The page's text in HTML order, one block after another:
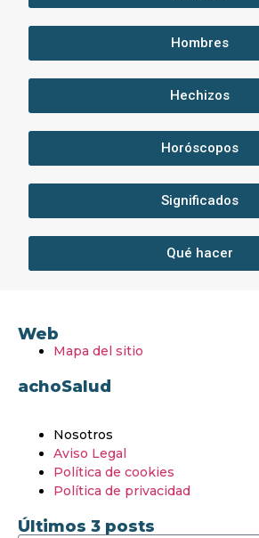
Hombres
Hechizos
Horóscopos
Significados
Qué hacer
Web
Mapa del sitio
achoSalud
Nosotros
Aviso Legal
Política de cookies
Política de privacidad
Últimos 3 posts